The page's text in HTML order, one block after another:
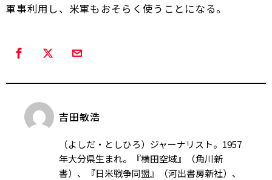
軍事利用し、米軍もおそらく使うことになる。
吉田敏浩
（よしだ・としひろ）ジャーナリスト。1957
年大分県生まれ。『横田空域』（角川新
書）、『日米戦争同盟』（河出書房新社）、